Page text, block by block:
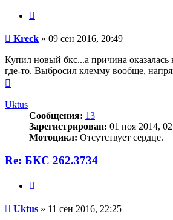
Сообщение
Kreck » 09 сен 2016, 20:49
Купил новый бкс...а причина оказалась
где-то. Выбросил клемму вообще,
началу
Uktus
Сообщения: 13
Зарегистрирован: 01 ноя 2014,
Мотоцикл: Отсутствует сердце.
Re: БКС 262.3734
Сообщение
Uktus » 11 сен 2016, 22:25